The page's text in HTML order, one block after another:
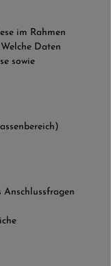
im Rahmen
Daten
sowie